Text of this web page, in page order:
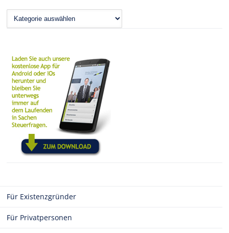
News
Für Existenzgründer
Für Privatpersonen